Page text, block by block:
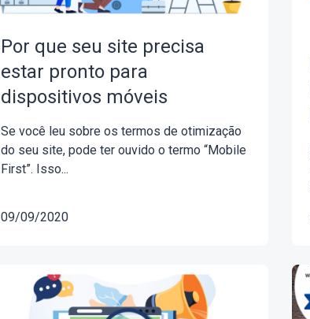
Por que seu site precisa
estar pronto para
dispositivos móveis
Se você leu sobre os termos de otimização
do seu site, pode ter ouvido o termo “Mobile
First”. Isso...
09/09/2020